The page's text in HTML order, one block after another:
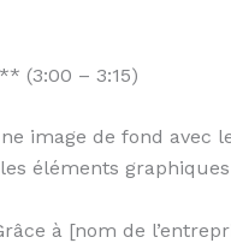
(3:00 – 3:15)
image de fond avec
éléments
à [nom de